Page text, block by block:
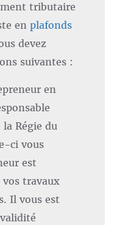
tributaire
en plafonds
devez
suivantes :
en
Régie du
ci vous
est
travaux
Il vous est